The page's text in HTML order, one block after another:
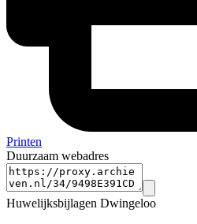
Printen
Duurzaam webadres
Huwelijksbijlagen Dwingeloo